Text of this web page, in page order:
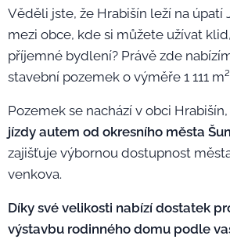
Věděli jste, že Hrabišín leží na úpatí
mezi obce, kde si můžete užívat
příjemné bydlení? Právě zde
stavební pozemek o výměře 1 111 m²
Pozemek se nachází v obci Hrabišín,
jízdy autem od okresního města
zajišťuje výbornou dostupnost
venkova.
Díky své velikosti nabízí dostatek
výstavbu rodinného domu podle